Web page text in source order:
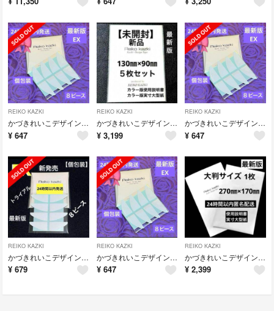
REIKO KAZKI
かづきれいこデザインテープ リニューアル ★最新版★イージータイプEX
¥ 647
REIKO KAZKI
かづきれいこデザインテープ◆130㎜×90㎜ ５枚セット◆実寸大型紙&説明書◆
¥ 3,199
REIKO KAZKI
かづきれいこデザインテープ リニューアル ★最新版★イージータイプEX
¥ 647
REIKO KAZKI
かづきれいこデザインテープ リニューアル ★最新版★イージータイプEX
¥ 679
REIKO KAZKI
かづきれいこデザインテープ リニューアル ★最新版★イージータイプEX
¥ 647
REIKO KAZKI
かづきれいこデザインテープ大判サイズ ◆説明書・型紙付◆最新未使用
¥ 2,399